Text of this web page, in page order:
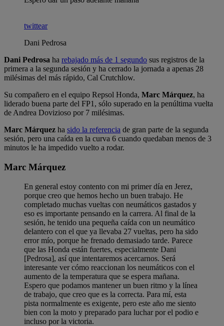
twittear
Dani Pedrosa
Dani Pedrosa ha rebajado más de 1 segundo sus registros de la
primera a la segunda sesión y ha cerrado la jornada a apenas 28
milésimas del más rápido, Cal Crutchlow.
Su compañero en el equipo Repsol Honda, Marc Márquez, ha
liderado buena parte del FP1, sólo superado en la penúltima vuelta
de Andrea Dovizioso por 7 milésimas.
Marc Márquez ha sido la referencia de gran parte de la segunda
sesión, pero una caída en la curva 6 cuando quedaban menos de 3
minutos le ha impedido vuelto a rodar.
Marc Márquez
En general estoy contento con mi primer día en Jerez,
porque creo que hemos hecho un buen trabajo. He
completado muchas vueltas con neumáticos gastados y
eso es importante pensando en la carrera. Al final de la
sesión, he tenido una pequeña caída con un neumático
delantero con el que ya llevaba 27 vueltas, pero ha sido
error mío, porque he frenado demasiado tarde. Parece
que las Honda están fuertes, especialmente Dani
[Pedrosa], así que intentaremos acercarnos. Será
interesante ver cómo reaccionan los neumáticos con el
aumento de la temperatura que se espera mañana.
Espero que podamos mantener un buen ritmo y la línea
de trabajo, que creo que es la correcta. Para mí, esta
pista normalmente es exigente, pero este año me siento
bien con la moto y preparado para luchar por el podio e
incluso por la victoria.